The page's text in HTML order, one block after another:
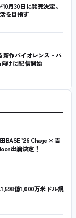
月30日に発売決定。
を目指す
新作バイオレンス・パ
けに配信開始
BASE ’26 Chage × 吉
出演決定！
億1,000万米ドル規